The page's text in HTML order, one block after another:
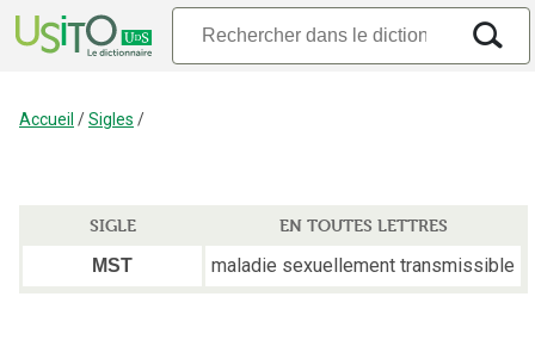
Accueil /Sigles /
SIGLE
EN TOUTES LETTRES
MST
maladie sexuellement transmissible